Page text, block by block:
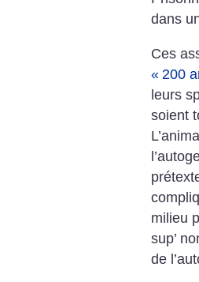
dans
Ces
« 200
leurs
soient
milieu
sup’
de